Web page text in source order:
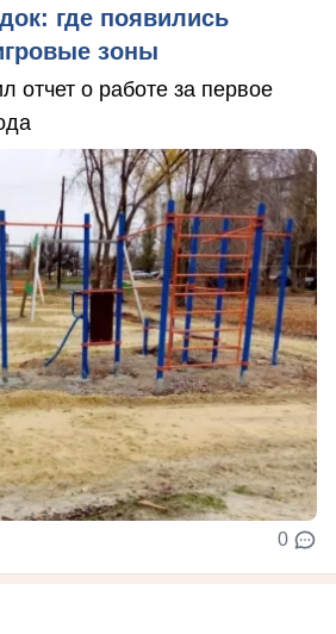
где появились
зоны
отчет о работе за первое
0